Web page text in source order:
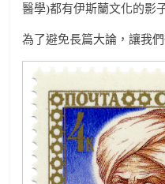
醫學)都有伊斯蘭文化的影
為了避免長篇大論，讓我